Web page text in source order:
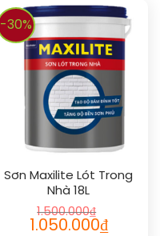
-30%
Sơn Maxilite Lót Trong
Nhà 18L
1.500.000₫
1.050.000₫